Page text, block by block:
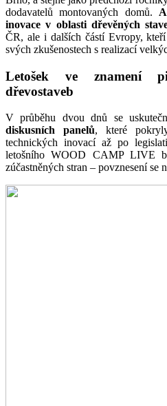
dodavatelů montovaných domů.
inovace v oblasti dřevěných
ČR, ale i dalších částí Evropy,
svých zkušenostech s realizací
Letošek ve znamení
dřevostaveb
V průběhu dvou dnů se
diskusních panelů, které
technických inovací až po
letošního WOOD CAMP LIVE
zúčastněných stran – povznesení se